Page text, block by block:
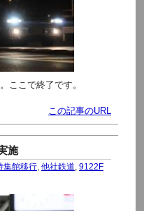
ここで終了です。
この記事のURL
施
集館移行, 他社鉄道, 9122F